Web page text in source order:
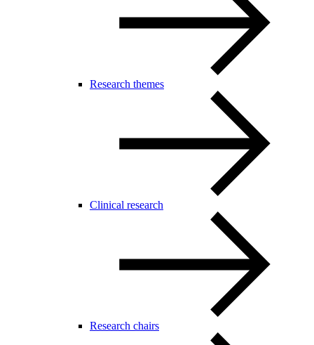
Research themes
Clinical research
Research chairs